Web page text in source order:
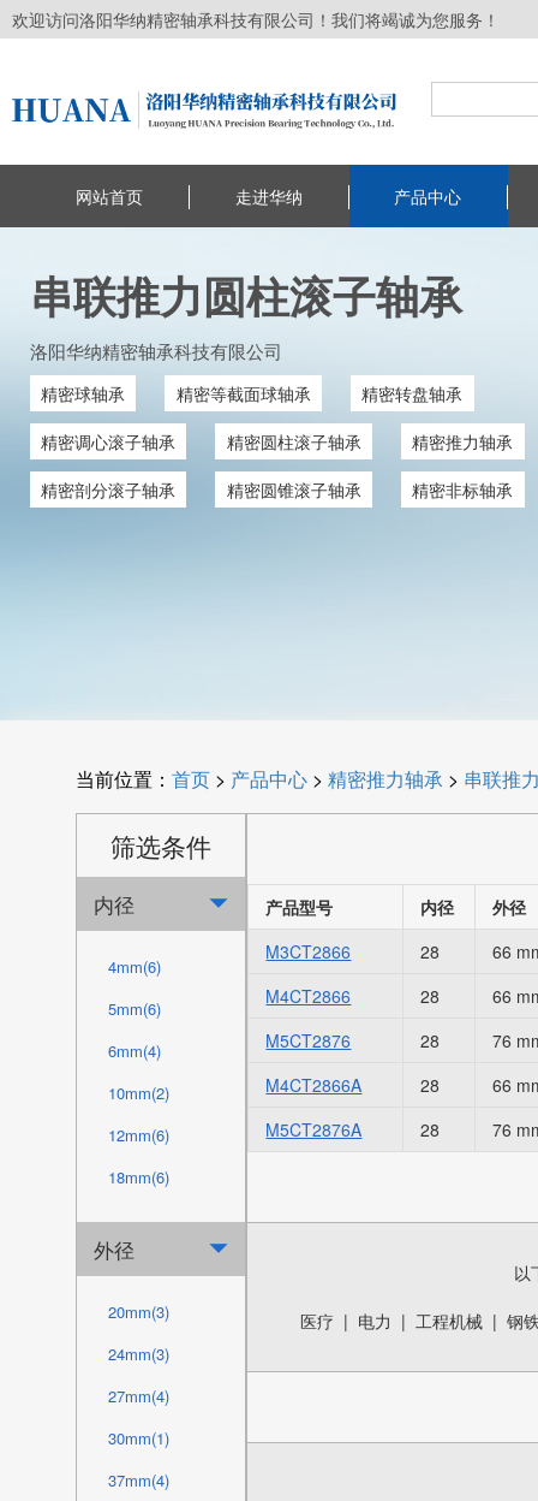
欢迎访问洛阳华纳精密轴承科技有限公司！我们将竭诚为您服务！
网站首页 走进华纳 产品中心
串联推力圆柱滚子轴承
洛阳华纳精密轴承科技有限公司
精密球轴承 精密等截面球轴承
精密转盘轴承
精密调心滚子轴承
精密圆柱滚子轴承
精密推力轴承
精密剖分滚子轴承
精密圆锥滚子轴承 精密非标轴承
当前位置：首页 > 产品中心 >精密推力轴承 > 串联推
筛选条件
内径 
4mm(6)
5mm(6)
6mm(4)
10mm(2)
12mm(6)
18mm(6)
20mm(2)
22mm(8)
23mm(4)
24mm(6)
25mm(1)
28mm(5)
29mm(1)
外径 
20mm(3)
24mm(3)
27mm(4)
30mm(1)
37mm(4)
产品型号 内径
外径
M3CT2866
28
66
M4CT2866
28
66
M5CT2876
28
76
M4CT2866A
28
66
M5CT2876A
28 76
以
医疗 | 电力 |工程机械 |钢